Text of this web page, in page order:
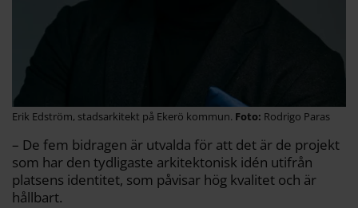
Erik Edström, stadsarkitekt på Ekerö kommun. Rodrigo Paras
– De fem bidragen är utvalda för att det är de projekt
som har den tydligaste arkitektonisk idén utifrån
platsens identitet, som påvisar hög kvalitet och är
hållbart.